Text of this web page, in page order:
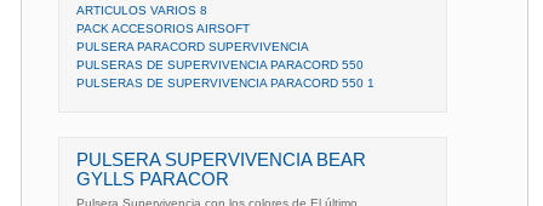
ARTICULOS VARIOS 8
PACK ACCESORIOS AIRSOFT
PULSERA PARACORD SUPERVIVENCIA
PULSERAS DE SUPERVIVENCIA PARACORD 550
PULSERAS DE SUPERVIVENCIA PARACORD 550 1
PULSERA SUPERVIVENCIA BEAR
GYLLS PARACOR
Pulsera Supervivencia con los colores de El último